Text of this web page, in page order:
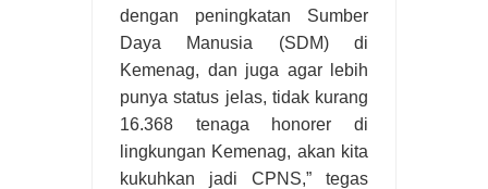
dengan peningkatan Sumber
Daya Manusia (SDM) di
Kemenag, dan juga agar lebih
punya status jelas, tidak kurang
16.368 tenaga honorer di
lingkungan Kemenag, akan kita
kukuhkan jadi CPNS,” tegas